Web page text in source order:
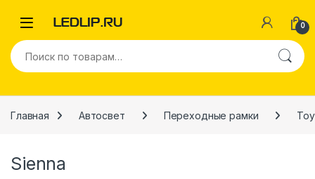
0
Искать:
Главная Автосвет Переходные рамки
Sienna